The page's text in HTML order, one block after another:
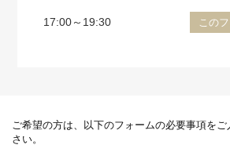
17:00～19:30 この